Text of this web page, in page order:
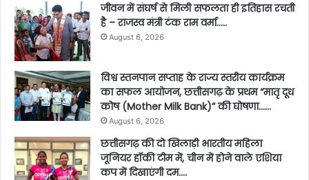
जीवन में संघर्ष से मिली सफलता ही इतिहास रचती
है – राजस्व मंत्री टंक राम वर्मा…..
August 6, 2026
विश्व स्तनपान सप्ताह के राज्य स्तरीय कार्यक्रम
का सफल आयोजन, छत्तीसगढ़ के प्रथम “मातृ दूध
कोष (Mother Milk Bank)” की घोषणा……
August 6, 2026
छत्तीसगढ़ की दो खिलाड़ी भारतीय महिला
जूनियर हॉकी टीम में, चीन में होने वाले एशिया
कप में दिखाएंगी दम….